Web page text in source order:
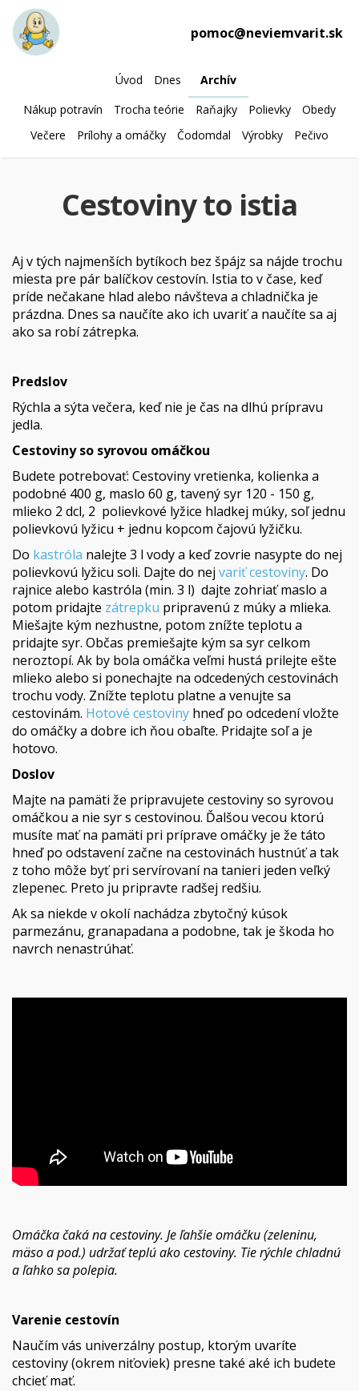
pomoc@neviemvarit.sk
Úvod Dnes
Archív
Nákup potravín
Trocha teórie Raňajky Polievky
Obedy
Večere
Prílohy a omáčky Čodomdal Výrobky Pečivo
Cestoviny to istia
Aj v tých najmenších bytíkoch bez špájz sa nájde trochu
miesta pre pár balíčkov cestovín. Istia to v čase, keď
príde nečakane hlad alebo návšteva a chladnička je
prázdna. Dnes sa naučíte ako ich uvariť a naučíte sa aj
ako sa robí zátrepka.
Predslov
Rýchla a sýta večera, keď nie je čas na dlhú prípravu
jedla.
Cestoviny so syrovou omáčkou
Budete potrebovať: Cestoviny vretienka, kolienka a
podobné 400 g, maslo 60 g, tavený syr 120 - 150 g,
mlieko 2 dcl, 2 polievkové lyžice hladkej múky, soľ jednu
polievkovú lyžicu + jednu kopcom čajovú lyžičku.
Do kastróla nalejte 3 l vody a keď zovrie nasypte do nej
polievkovú lyžicu soli. Dajte do nej variť cestoviny. Do
rajnice alebo kastróla (min. 3 l) dajte zohriať maslo a
potom pridajte zátrepku pripravenú z múky a mlieka.
Miešajte kým nezhustne, potom znížte teplotu a
pridajte syr. Občas premiešajte kým sa syr celkom
neroztopí. Ak by bola omáčka veľmi hustá prilejte ešte
mlieko alebo si ponechajte na odcedených cestovinách
trochu vody. Znížte teplotu platne a venujte sa
cestovinám. Hotové cestoviny hneď po odcedení vložte
do omáčky a dobre ich ňou obaľte. Pridajte soľ a je
hotovo.
Doslov
Majte na pamäti že pripravujete cestoviny so syrovou
omáčkou a nie syr s cestovinou. Ďalšou vecou ktorú
musíte mať na pamäti pri príprave omáčky je že táto
hneď po odstavení začne na cestovinách hustnúť a tak
z toho môže byť pri servírovaní na tanieri jeden veľký
zlepenec. Preto ju pripravte radšej redšiu.
Ak sa niekde v okolí nachádza zbytočný kúsok
parmezánu, granapadana a podobne, tak je škoda ho
navrch nenastrúhať.
Omáčka čaká na cestoviny. Je ľahšie omáčku (zeleninu,
mäso a pod.) udržať teplú ako cestoviny. Tie rýchle chladnú
a ľahko sa polepia.
Varenie cestovín
Naučím vás univerzálny postup, ktorým uvaríte
cestoviny (okrem niťoviek) presne také aké ich budete
chcieť mať.